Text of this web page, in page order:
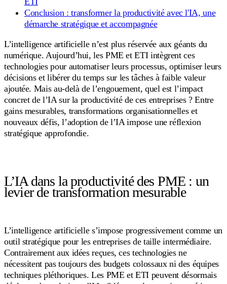
Conclusion : transformer la productivité avec l'IA, une
démarche stratégique et accompagnée
L’intelligence artificielle n’est plus réservée aux géants du
numérique. Aujourd’hui, les PME et ETI intègrent ces
technologies pour automatiser leurs processus, optimiser leurs
décisions et libérer du temps sur les tâches à faible valeur
ajoutée. Mais au-delà de l’engouement, quel est l’impact
concret de l’IA sur la productivité de ces entreprises ? Entre
gains mesurables, transformations organisationnelles et
nouveaux défis, l’adoption de l’IA impose une réflexion
stratégique approfondie.
L’IA dans la productivité des PME : un
levier de transformation mesurable
L’intelligence artificielle s’impose progressivement comme un
outil stratégique pour les entreprises de taille intermédiaire.
Contrairement aux idées reçues, ces technologies ne
nécessitent pas toujours des budgets colossaux ni des équipes
techniques pléthoriques. Les PME et ETI peuvent désormais